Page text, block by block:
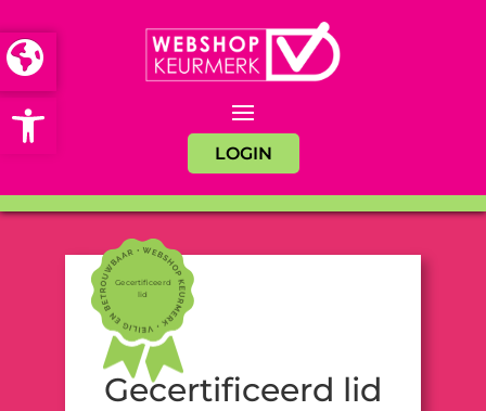
Open toolbar
LOGIN
Gecertificeerd
lid
Gecertificeerd lid